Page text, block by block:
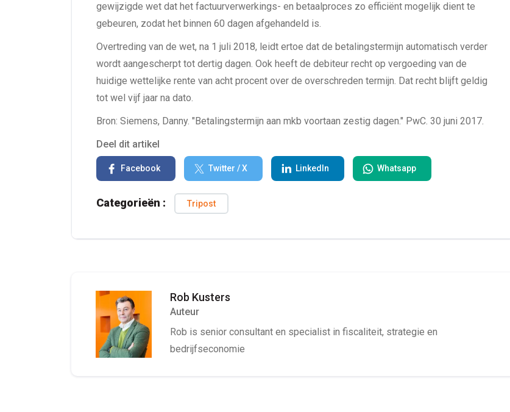
gewijzigde wet dat het factuurverwerkings- en betaalproces zo efficiënt mogelijk dient te
gebeuren, zodat het binnen 60 dagen afgehandeld is.
Overtreding van de wet, na 1 juli 2018, leidt ertoe dat de betalingstermijn automatisch verder
wordt aangescherpt tot dertig dagen. Ook heeft de debiteur recht op vergoeding van de
huidige wettelijke rente van acht procent over de overschreden termijn. Dat recht blijft geldig
tot wel vijf jaar na dato.
Bron: Siemens, Danny. "Betalingstermijn aan mkb voortaan zestig dagen." PwC. 30 juni 2017.
Deel dit artikel
Facebook Twitter / X LinkedIn Whatsapp
Categorieën : Tripost
Rob Kusters
Auteur
Rob is senior consultant en specialist in fiscaliteit, strategie en
bedrijfseconomie